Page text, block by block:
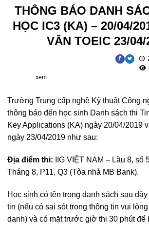
THÔNG BÁO DANH
HỌC IC3 (KA) – 20/04/
VĂN TOEIC 23/04/
xem
Trường Trung cấp nghề Kỹ thuật Công
thông báo đến học sinh Danh sách thi
Key Applications (KA) ngày 20/04/2019
ngày 23/04/2019 như sau:
Địa điểm thi:
IIG VIỆT NAM – Lầu 8, số
Tháng 8, P11, Q3 (Tòa nhà MB Bank).
Học sinh có tên trong danh sách sau
tin (nếu có sai sót trong thông tin vui
danh) và có mặt trước giờ thi 30 phút để